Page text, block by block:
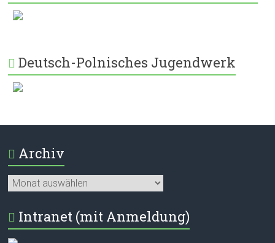
Deutsch-Polnisches Jugendwerk
Archiv
Archiv
Intranet (mit Anmeldung)